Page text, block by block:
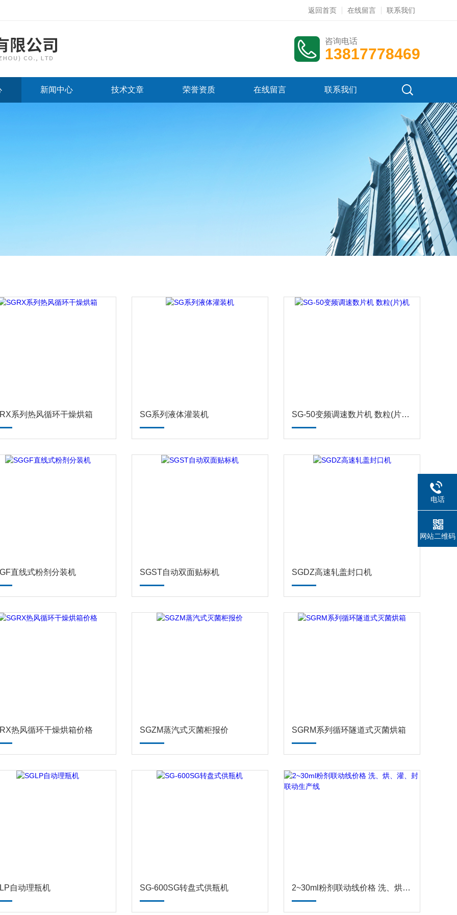
返回首页 在线留言 联系我们
咨询电话
13817778469
新闻中心 技术文章 荣誉资质 在线留言 联系我们
系列热风循环干燥烘箱 SG系列液体灌装机 SG-50变频调速数片机 数粒(片)机
直线式粉剂分装机 SGST自动双面贴标机 SGDZ高速轧盖封口机
热风循环干燥烘箱价格 SGZM蒸汽式灭菌柜报价 SGRM系列循环隧道式灭菌烘箱
自动理瓶机 SG-600SG转盘式供瓶机 2~30ml粉剂联动线价格 洗、烘、灌、封联动生产线
电话
网站二维码